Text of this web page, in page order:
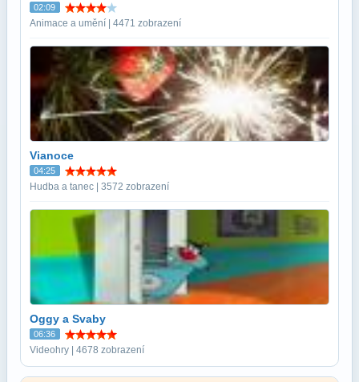
02:09
Animace a umění | 4471 zobrazení
Vianoce
04:25
Hudba a tanec | 3572 zobrazení
Oggy a Svaby
06:36
Videohry | 4678 zobrazení